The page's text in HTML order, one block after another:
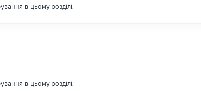
в цьому розділі.
в цьому розділі.